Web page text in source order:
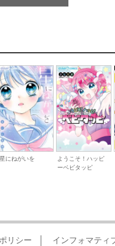
星にねがいを
ようこそ！ハッピ
ーベビタッピ
リシー インフォマティ